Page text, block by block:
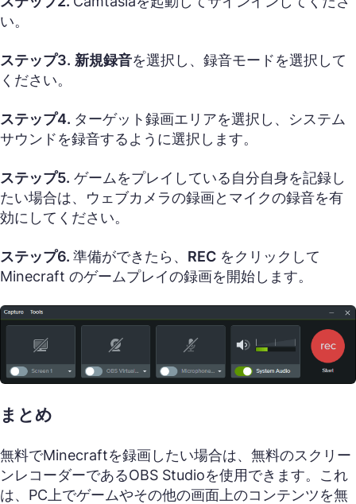
い。
ステップ3. 新規録音を選択し、録音モードを選択して
ください。
ステップ4. ターゲット録画エリアを選択し、システム
サウンドを録音するように選択します。
ステップ5. ゲームをプレイしている自分自身を記録し
たい場合は、ウェブカメラの録画とマイクの録音を有
効にしてください。
ステップ6. 準備ができたら、 REC をクリックして
Minecraft のゲームプレイの録画を開始します。
まとめ
無料でMinecraftを録画したい場合は、無料のスクリー
ンレコーダーであるOBS Studioを使用できます。これ
は、PC上でゲームやその他の画面上のコンテンツを無